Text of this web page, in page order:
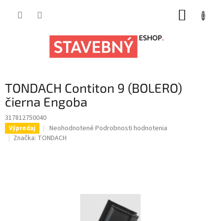
TONDACH Contiton 9 (BOLERO)
čierna Engoba
317812750040
Výpredaj
Priemerné
hodnotenie
hviezdičiek.
Neohodnotené Podrobnosti hodnotenia
Značka: TONDACH